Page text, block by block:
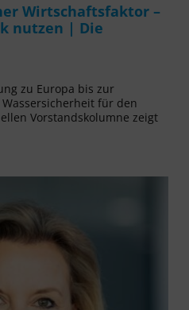
Wirtschaftsfaktor –
nutzen | Die
zu Europa bis zur
für den
Vorstandskolumne zeigt